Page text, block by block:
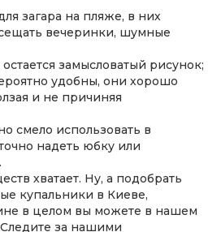
загара на пляже, в них
вечеринки, шумные
остается замысловатый рисунок;
удобны, они хорошо
и не причиняя
смело использовать в
надеть юбку или
хватает. Ну, а подобрать
купальники в Киеве,
в целом вы можете в нашем
за нашими